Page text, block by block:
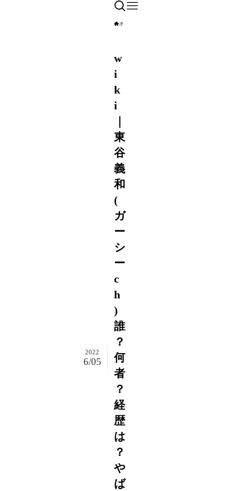
ホーム
w
i
k
i
東
谷
義
和
(
ガ
ー
シ
ー
c
h
)
誰
？
何
者
？
経
歴
は
？
や
ば
2022
6/05